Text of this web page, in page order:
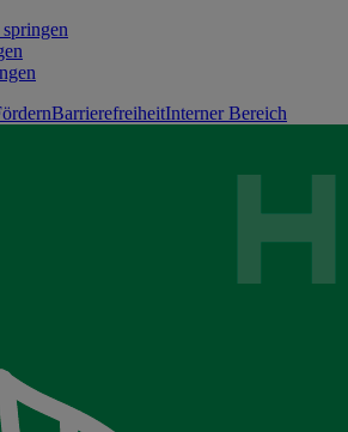
BarrierefreiheitInterner Bereich